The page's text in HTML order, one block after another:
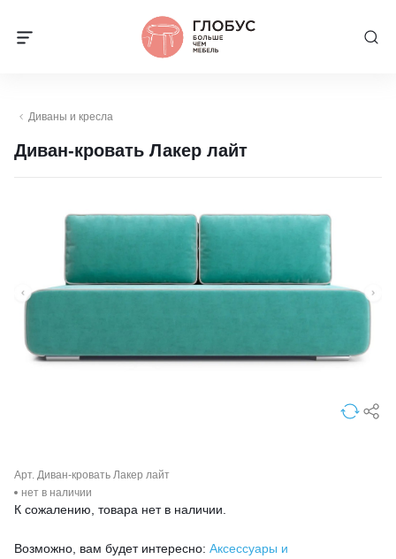
Диваны и кресла
Диван-кровать Лакер лайт
Арт. Диван-кровать Лакер лайт
нет в наличии
К сожалению, товара нет в наличии.
Возможно, вам будет интересно: Аксессуары и